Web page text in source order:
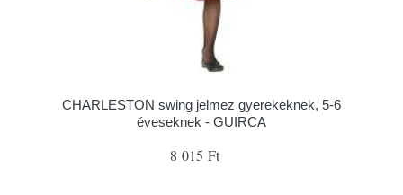
CHARLESTON swing jelmez gyerekeknek, 5-6
éveseknek - GUIRCA
8 015 Ft